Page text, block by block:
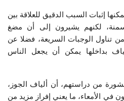
إثبات السبب الدقيق للعلاقة بين
لكنهم يشيرون إلى أن مضغ
تناول الوجبات السريعة، فضلا عن
بداخلها يمكن أن يجعل الناس
من دراستهم، أن ألياف الجوز،
في الأمعاء، ما يعني إفراز مزيد من